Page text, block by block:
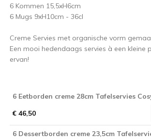
6 Kommen 15,5xH6cm
6 Mugs 9xH10cm - 36cl
Creme Servies met organische vorm
Een mooi hedendaags servies à een kleine
ervan!
6 Eetborden creme 28cm Tafelservies
€ 46,50
6 Dessertborden creme 23,5cm